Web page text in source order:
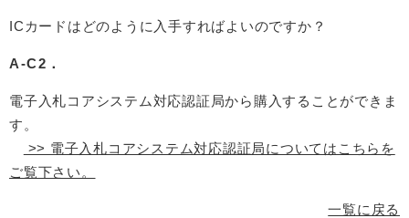
ICカードはどのように入手すればよいのですか？
A-C2．
電子入札コアシステム対応認証局から購入することができま
す。
>> 電子入札コアシステム対応認証局についてはこちらを
ご覧下さい。
一覧に戻る